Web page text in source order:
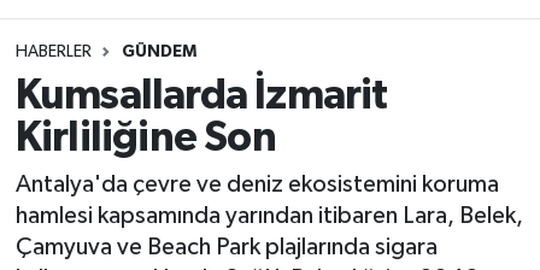
HABERLER GÜNDEM
Kumsallarda İzmarit
Kirliliğine Son
Antalya'da çevre ve deniz ekosistemini koruma
hamlesi kapsamında yarından itibaren Lara, Belek,
Çamyuva ve Beach Park plajlarında sigara
Ekonomi
Magazin
Siyaset
Namaz Vakitleri
Trafik Durumu
Süper Lig Puan Durumu ve Fikstür
Tüm Manşetler